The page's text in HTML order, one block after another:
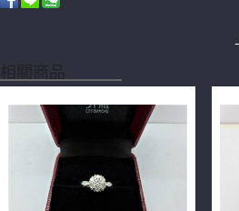
相關商品